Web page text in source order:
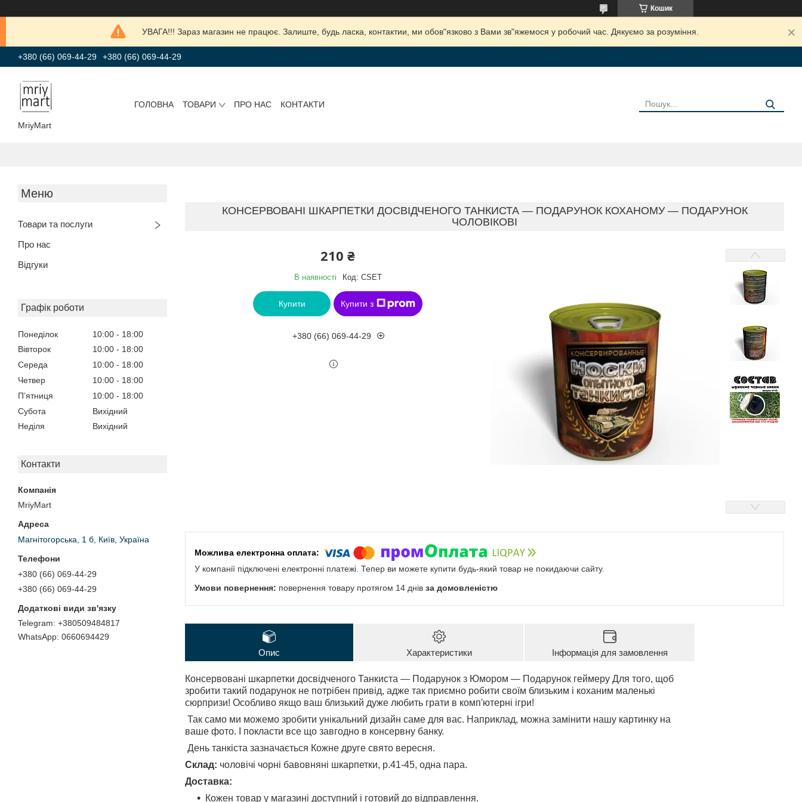
Кошик
УВАГА!!! Зараз магазин не працює. Залиште, будь ласка, контактии, ми обов"язково з Вами зв"яжемося у робочий час. Дякуємо за розуміння.
+380 (66) 069-44-29 +380 (66) 069-44-29
MriyMart
ГОЛОВНА ТОВАРИ ПРО НАС КОНТАКТИ
Товари та послуги
Про нас
Відгуки
Графік роботи
Понеділок 10:00
18:00
Вівторок
10:00
18:00
Середа
10:00
18:00
Четвер
10:00
18:00
Пʼятниця
10:00
18:00
Субота
Вихідний
Неділя
Вихідний
Контакти
MriyMart
Магнітогорська, 1 б, Київ, Україна
+380 (66) 069-44-29
+380 (66) 069-44-29
+380509484817
0660694429
КОНСЕРВОВАНІ ШКАРПЕТКИ ДОСВІДЧЕНОГО ТАНКИСТА — ПОДАРУНОК КОХАНОМУ — ПОДАРУНОК
ЧОЛОВІКОВІ
210 ₴
В наявності Код: CSET
Купити Купити з
+380 (66) 069-44-29
У компанії підключені електронні платежі. Тепер ви можете купити будь-який товар не покидаючи сайту.
повернення товару протягом 14 днів за домовленістю
Опис Характеристики Інформація для замовлення
Консервовані шкарпетки досвідченого Танкиста — Подарунок з Юмором — Подарунок геймеру Для того, щоб
зробити такий подарунок не потрібен привід, адже так приємно робити своїм близьким і коханим маленькі
сюрпризи! Особливо якщо ваш близький дуже любить грати в комп'ютерні ігри!
Так само ми можемо зробити унікальний дизайн саме для вас. Наприклад, можна замінити нашу картинку на
ваше фото. І покласти все що завгодно в консервну банку.
День танкіста зазначається Кожне друге свято вересня.
Склад: чоловічі чорні бавовняні шкарпетки, р.41-45, одна пара.
Доставка:
Кожен товар у магазині доступний і готовий до відправлення.